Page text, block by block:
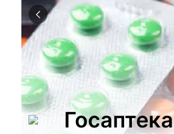
Госаптека